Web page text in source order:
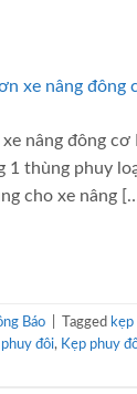
nâng đông
1 thùng phuy
cho xe nâng
Báo Tagged kẹp
phuy đôi, Kẹp phuy